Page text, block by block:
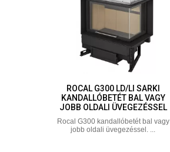
ROCAL G300 LD/LI SARKI
KANDALLÓBETÉT BAL VAGY
JOBB OLDALI ÜVEGEZÉSSEL
Rocal G300 kandallóbetét bal vagy
jobb oldali üvegezéssel. ...